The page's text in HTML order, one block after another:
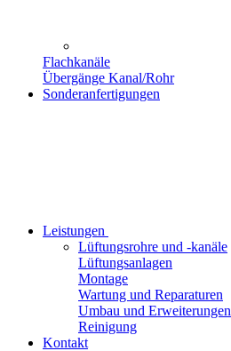
Flachkanäle
Übergänge Kanal/Rohr
Sonderanfertigungen
Leistungen
Lüftungsrohre und -kanäle
Lüftungsanlagen
Montage
Wartung und Reparaturen
Umbau und Erweiterungen
Reinigung
Kontakt